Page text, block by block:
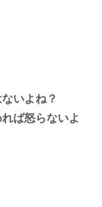
いよね？
ば怒らないよ